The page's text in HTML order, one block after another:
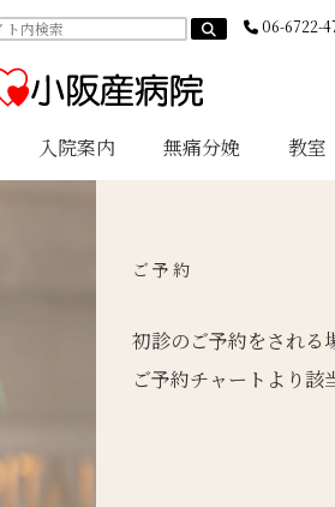
06-6722-
入院案内 無痛分娩 教室
ご予約
初診のご予約をされる
ご予約チャート より該